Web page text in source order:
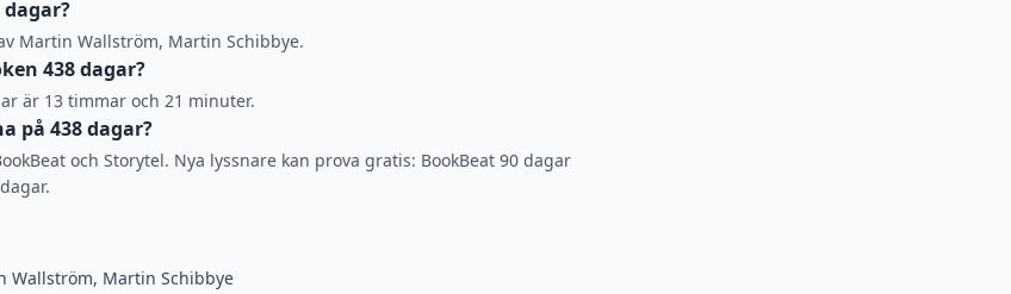
dagar?
Martin Wallström, Martin Schibbye.
438 dagar?
är 13 timmar och 21 minuter.
på 438 dagar?
och Storytel. Nya lyssnare kan prova gratis: BookBeat 90 dagar
Wallström, Martin Schibbye